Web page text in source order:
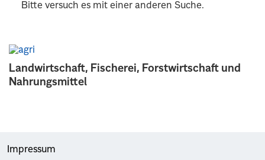
Landwirtschaft, Fischerei, Forstwirtschaft und
Nahrungsmittel
Bitte versuch es mit einer anderen Suche.
Impressum